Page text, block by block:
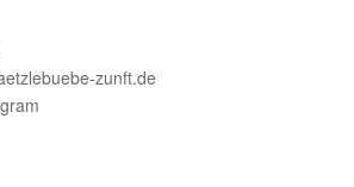
zunft.de